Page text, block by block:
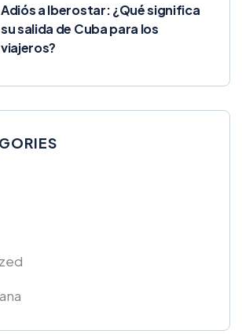
Adiós a Iberostar: ¿Qué significa
su salida de Cuba para los
viajeros?